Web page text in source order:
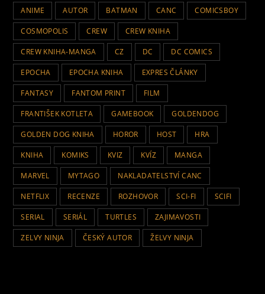
ANIME AUTOR BATMAN CANC COMICSBOY
COSMOPOLIS CREW CREW KNIHA
CREW KNIHA-MANGA CZ DC DC COMICS
EPOCHA EPOCHA KNIHA EXPRES ČLÁNKY
FANTASY FANTOM PRINT FILM
FRANTIŠEK KOTLETA GAMEBOOK GOLDENDOG
GOLDEN DOG KNIHA HOROR HOST HRA
KNIHA KOMIKS KVIZ KVÍZ MANGA
MARVEL MYTAGO NAKLADATELSTVÍ CANC
NETFLIX RECENZE ROZHOVOR SCI-FI SCIFI
SERIAL SERIÁL TURTLES ZAJIMAVOSTI
ZELVY NINJA ČESKÝ AUTOR ŽELVY NINJA